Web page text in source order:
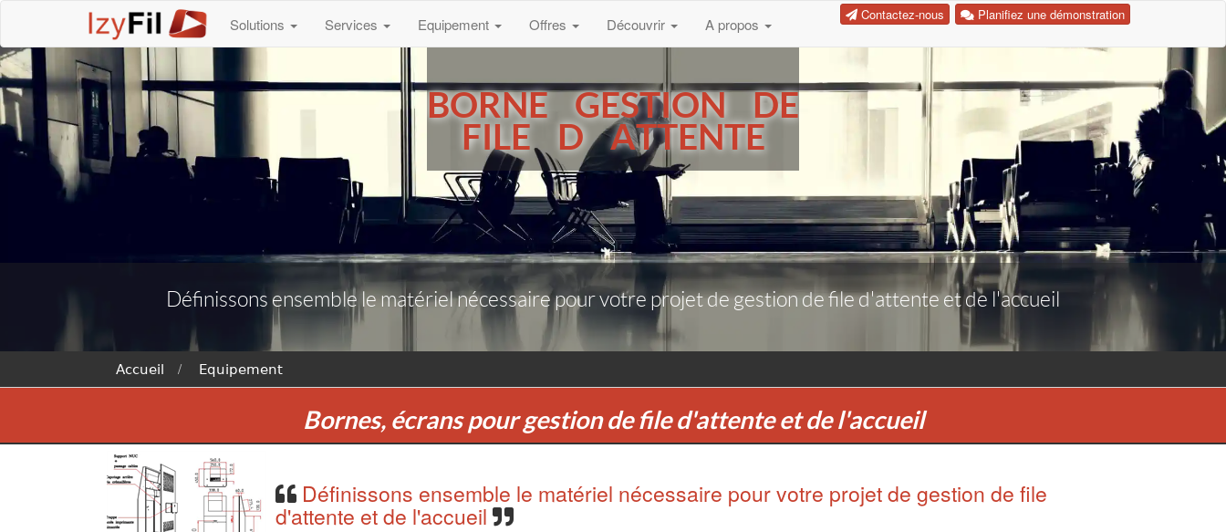
Planifiez une démonstration
Contactez-nous
Solutions Services Equipement Offres Découvrir A propos
BORNE GESTION DE
FILE D ATTENTE
Définissons ensemble le matériel nécessaire pour votre projet de gestion de file d'attente et de l'accueil
Accueil Equipement
Bornes, écrans pour gestion de file d'attente et de l'accueil
Définissons ensemble le matériel nécessaire pour votre projet de gestion de file
d'attente et de l'accueil